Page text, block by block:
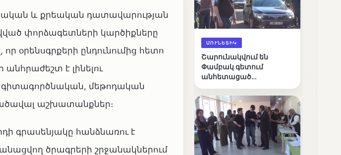
և քրեական դատավարության
փորձագետների կարծիքները
օրենսգրքերի ընդունումից հետո
է լինելու
մեթոդական
աշխատանքներ։
գրասենյակը հանձնառու է
ծրագրերի շրջանակներում
ՄՈՒՆԵՏԻԿ
Շարունակվում են
Փամբակ գետում
անհետացած
որոնողական
աշխատանքները